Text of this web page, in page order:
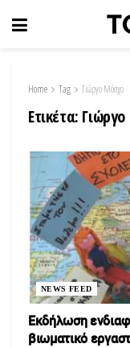
Home Tag Γιώργο Μόσχο
Ετικέτα:
NEWS FEED
Εκδήλωση
βιωματικό